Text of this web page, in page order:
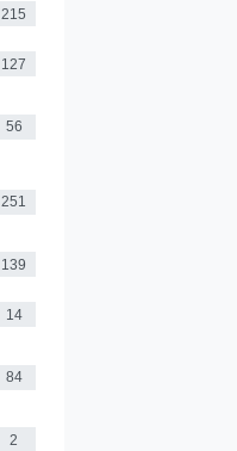
215
127
56
251
139
14
84
2